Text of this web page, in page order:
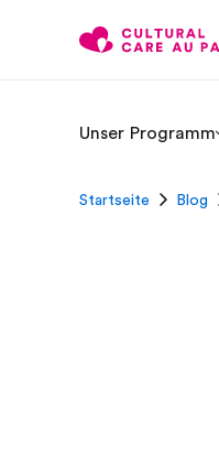
Unser Programm
Startseite Blog